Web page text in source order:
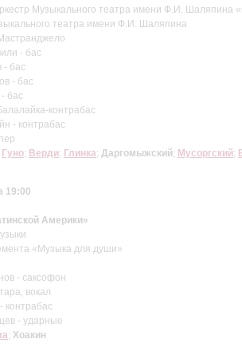
Музыкального театра имени Ф.И. Шаляпина
театра имени Ф.И. Шаляпина
- бас
- бас
- бас
бас
контрабас
- контрабас
Гуно; Верди; Глинка; Даргомыжский; Мусоргский;
19:00
Америки»
«Музыка для души»
- саксофон
вокал
контрабас
- ударные
; Хоакин